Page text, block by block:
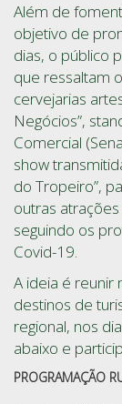
Além de
objetivo de
dias, o público
que ressaltam
cervejarias
Negócios”,
Comercial
show
do Tropeiro”,
outras
seguindo os
Covid-19.
A ideia é reunir
destinos de
regional, nos
abaixo e
PROGRAMAÇÃO